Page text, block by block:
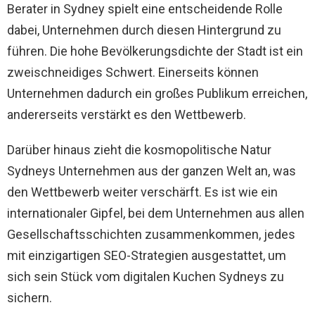
Berater in Sydney spielt eine entscheidende Rolle
dabei, Unternehmen durch diesen Hintergrund zu
führen. Die hohe Bevölkerungsdichte der Stadt ist ein
zweischneidiges Schwert. Einerseits können
Unternehmen dadurch ein großes Publikum erreichen,
andererseits verstärkt es den Wettbewerb.
Darüber hinaus zieht die kosmopolitische Natur
Sydneys Unternehmen aus der ganzen Welt an, was
den Wettbewerb weiter verschärft. Es ist wie ein
internationaler Gipfel, bei dem Unternehmen aus allen
Gesellschaftsschichten zusammenkommen, jedes
mit einzigartigen SEO-Strategien ausgestattet, um
sich sein Stück vom digitalen Kuchen Sydneys zu
sichern.